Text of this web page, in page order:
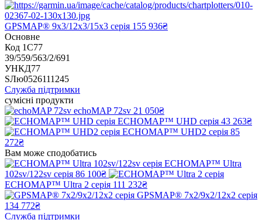
GPSMAP® 9x3/12x3/15x3 серія 155 936₴
Основне
Код 1С77
39/559/563/2/691
УНКД77
SЛю0526111245
Служба підтримки
сумісні продукти
echoMAP 72sv 21 050₴
ECHOMAP™ UHD серія 43 263₴
ECHOMAP™ UHD2 серія 85
272₴
Вам може сподобатись
ECHOMAP™ Ultra
102sv/122sv серія 86 100₴
ECHOMAP™ Ultra 2 серія 111 232₴
GPSMAP® 7x2/9x2/12x2 серія
134 772₴
Служба підтримки